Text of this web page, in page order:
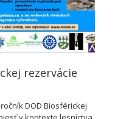
rezervácie
DOD Biosférickej